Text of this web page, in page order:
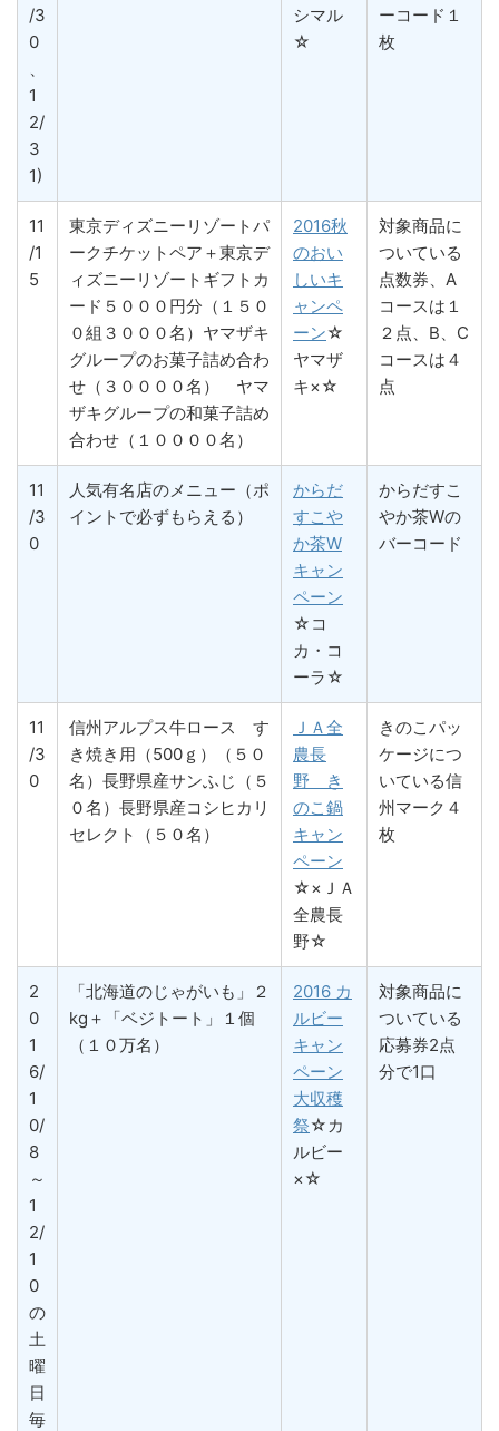
/3
0
、
1
2/
3
1)
シマル
☆
ーコード１
枚
11
/1
5
東京ディズニーリゾートパ
ークチケットペア＋東京デ
ィズニーリゾートギフトカ
ード５０００円分（１５０
０組３０００名）ヤマザキ
グループのお菓子詰め合わ
せ（３００００名） ヤマ
ザキグループの和菓子詰め
合わせ（１００００名）
2016秋
のおい
しいキ
ャンペ
ーン☆
ヤマザ
キ×☆
対象商品に
ついている
点数券、A
コースは１
２点、B、C
コースは４
点
11
/3
0
人気有名店のメニュー（ポ
イントで必ずもらえる）
からだ
すこや
か茶W
キャン
ペーン
☆コ
カ・コ
ーラ☆
からだすこ
やか茶Wの
バーコード
11
/3
0
信州アルプス牛ロース す
き焼き用（500ｇ）（５０
名）長野県産サンふじ（５
０名）長野県産コシヒカリ
セレクト（５０名）
ＪＡ全
農長
野 き
のこ鍋
キャン
ペーン
☆×ＪＡ
全農長
野☆
きのこパッ
ケージにつ
いている信
州マーク４
枚
2
0
1
6/
1
0/
8
～
1
2/
1
0
の
土
曜
日
毎
「北海道のじゃがいも」２
kg＋「ベジトート」１個
（１０万名）
2016 カ
ルビー
キャン
ペーン
大収穫
祭☆カ
ルビー
×☆
対象商品に
ついている
応募券2点
分で1口